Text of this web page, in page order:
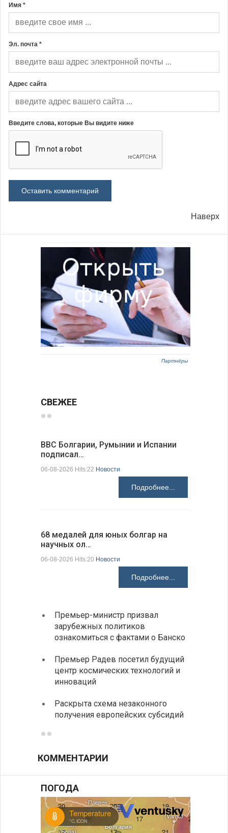
Имя *
Эл. почта *
Адрес сайта
Введите слова, которые Вы видите ниже
Наверх
Партнёры
СВЕЖЕЕ
ВВС Болгарии, Румынии и Испании
подписал…
06-08-2026 Hits:22 Новости
Подробнее...
68 медалей для юных болгар на
научных ол…
06-08-2026 Hits:20 Новости
Подробнее...
Премьер-министр призвал
зарубежных политиков
ознакомиться с фактами о Банско
Премьер Радев посетил будущий
центр космических технологий и
инноваций
Раскрыта схема незаконного
получения европейских субсидий
КОММЕНТАРИИ
ПОГОДА